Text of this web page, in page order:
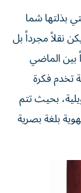
بذلتها شما
نقلاً مجرداً بل
بين الماضي
تخدم فكرة
بحيث تتم
بلغة بصرية